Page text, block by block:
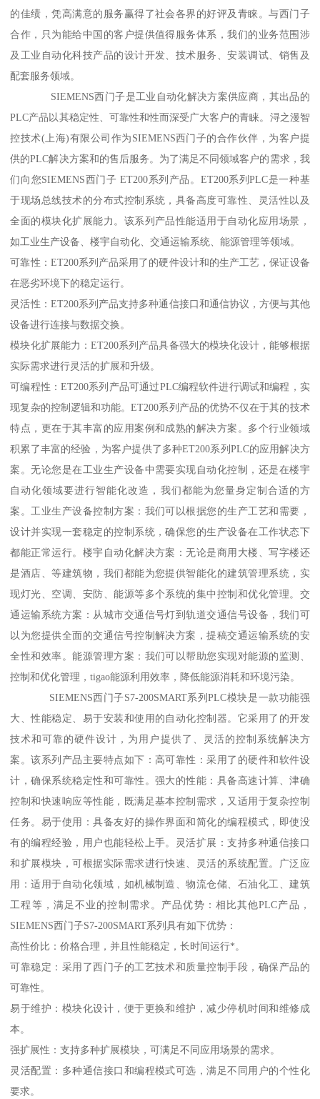
的佳绩，凭高满意的服务赢得了社会各界的好评及青睐。与西门子
合作，只为能给中国的客户提供值得服务体系，我们的业务范围涉
及工业自动化科技产品的设计开发、技术服务、安装调试、销售及
配套服务领域。
SIEMENS西门子是工业自动化解决方案供应商，其出品的
PLC产品以其稳定性、可靠性和性而深受广大客户的青睐。浔之漫智
控技术(上海)有限公司作为SIEMENS西门子的合作伙伴，为客户提
供的PLC解决方案和的售后服务。为了满足不同领域客户的需求，我
们向您SIEMENS西门子 ET200系列产品。ET200系列PLC是一种基
于现场总线技术的分布式控制系统，具备高度可靠性、灵活性以及
全面的模块化扩展能力。该系列产品性能适用于自动化应用场景，
如工业生产设备、楼宇自动化、交通运输系统、能源管理等领域。
可靠性：ET200系列产品采用了的硬件设计和的生产工艺，保证设备
在恶劣环境下的稳定运行。
灵活性：ET200系列产品支持多种通信接口和通信协议，方便与其他
设备进行连接与数据交换。
模块化扩展能力：ET200系列产品具备强大的模块化设计，能够根据
实际需求进行灵活的扩展和升级。
可编程性：ET200系列产品可通过PLC编程软件进行调试和编程，实
现复杂的控制逻辑和功能。ET200系列产品的优势不仅在于其的技术
特点，更在于其丰富的应用案例和成熟的解决方案。多个行业领域
积累了丰富的经验，为客户提供了多种ET200系列PLC的应用解决方
案。无论您是在工业生产设备中需要实现自动化控制，还是在楼宇
自动化领域要进行智能化改造，我们都能为您量身定制合适的方
案。工业生产设备控制方案：我们可以根据您的生产工艺和需要，
设计并实现一套稳定的控制系统，确保您的生产设备在工作状态下
都能正常运行。楼宇自动化解决方案：无论是商用大楼、写字楼还
是酒店、等建筑物，我们都能为您提供智能化的建筑管理系统，实
现灯光、空调、安防、能源等多个系统的集中控制和优化管理。交
通运输系统方案：从城市交通信号灯到轨道交通信号设备，我们可
以为您提供全面的交通信号控制解决方案，提稿交通运输系统的安
全性和效率。能源管理方案：我们可以帮助您实现对能源的监测、
控制和优化管理，tigao能源利用效率，降低能源消耗和环境污染。
SIEMENS西门子S7-200SMART系列PLC模块是一款功能强
大、性能稳定、易于安装和使用的自动化控制器。它采用了的开发
技术和可靠的硬件设计，为用户提供了、灵活的控制系统解决方
案。该系列产品主要特点如下：高可靠性：采用了的硬件和软件设
计，确保系统稳定性和可靠性。强大的性能：具备高速计算、津确
控制和快速响应等性能，既满足基本控制需求，又适用于复杂控制
任务。易于使用：具备友好的操作界面和简化的编程模式，即使没
有的编程经验，用户也能轻松上手。灵活扩展：支持多种通信接口
和扩展模块，可根据实际需求进行快速、灵活的系统配置。广泛应
用：适用于自动化领域，如机械制造、物流仓储、石油化工、建筑
工程等，满足不业的控制需求。产品优势：相比其他PLC产品，
SIEMENS西门子S7-200SMART系列具有如下优势：
高性价比：价格合理，并且性能稳定，长时间运行*。
可靠稳定：采用了西门子的工艺技术和质量控制手段，确保产品的
可靠性。
易于维护：模块化设计，便于更换和维护，减少停机时间和维修成
本。
强扩展性：支持多种扩展模块，可满足不同应用场景的需求。
灵活配置：多种通信接口和编程模式可选，满足不同用户的个性化
要求。